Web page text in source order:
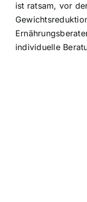
ist ratsam, vor
individuelle